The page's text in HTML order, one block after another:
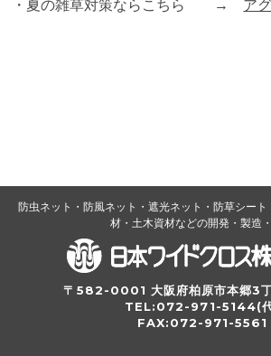
・夏の雑草対策ならこちら → ア
防虫ネット・防風ネット・遮光ネット・防草シー
材・土木資材などの開発・製造
〒582-0001 大阪府柏原市本郷3
TEL:072-971-5144(
FAX:072-971-5561